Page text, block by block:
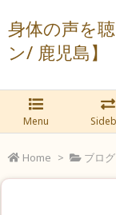
身体の声を
ン/ 鹿児島】
Menu
Home > ブログ